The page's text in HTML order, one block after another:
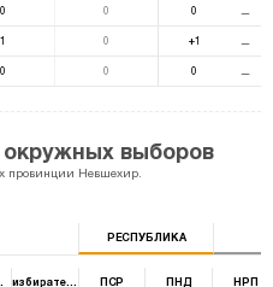
0 0 0
1 0 +1
0 0 0
выборов
провинции Невшехир.
РЕСПУБЛИКА
ПСР ПНД НРП